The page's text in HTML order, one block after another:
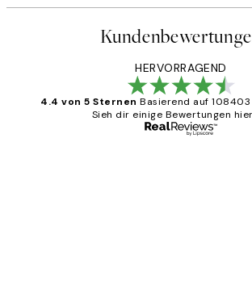
HERVORRAGEND
4.4 von 5 Sternen Basierend auf
Sieh dir einige Bewertungen